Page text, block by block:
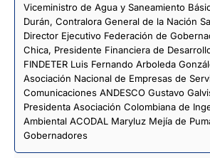
Viceministro de Agua y Saneamiento
Durán, Contralora General de la Nación
Director Ejecutivo Federación de
Chica, Presidente Financiera de
FINDETER Luis Fernando Arboleda
Asociación Nacional de Empresas de
Comunicaciones ANDESCO Gustavo
Presidenta Asociación Colombiana de
Ambiental ACODAL Maryluz Mejía de
Gobernadores